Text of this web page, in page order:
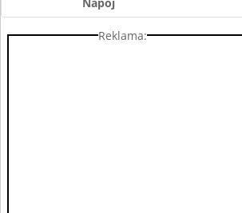
Reklama: